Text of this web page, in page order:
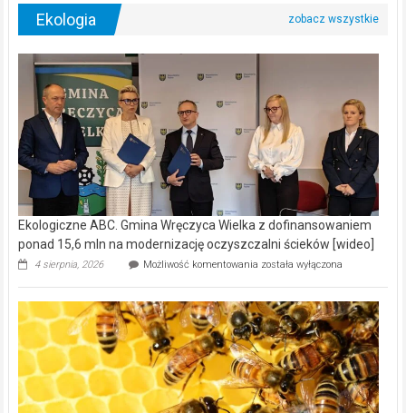
Ekologia
Ekologiczne ABC. Gmina Wręczyca Wielka z dofinansowaniem
ponad 15,6 mln na modernizację oczyszczalni ścieków [wideo]
4 sierpnia, 2026 Możliwość komentowania Ekologiczne
Wręczyca
Wielka
z
dofinansowaniem
ponad
15,6
mln
na
została wyłączona